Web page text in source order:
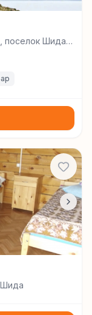
поселок Шида,
Шида